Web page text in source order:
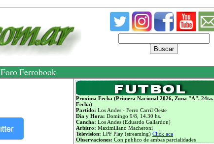
Buscar
Foro Ferrobook
Proxima Fecha (Primera Nacional 2026, Zona "A", 24ta.
Fecha)
Partido: Los Andes - Ferro Carril Oeste
Dia y Hora: Domingo 9/8, 14.30 hs.
Cancha: Los Andes (Eduardo Gallardon)
Arbitro: Maximiliano Macheroni
Television: LPF Play (streaming) Click aca
Observaciones: Con publico de ambas parcialidades